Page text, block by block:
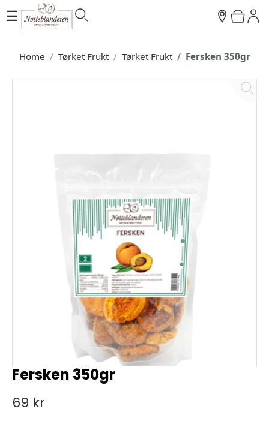
☰
Home Tørket Frukt Tørket Frukt Fersken 350gr
Fersken 350gr
69 kr